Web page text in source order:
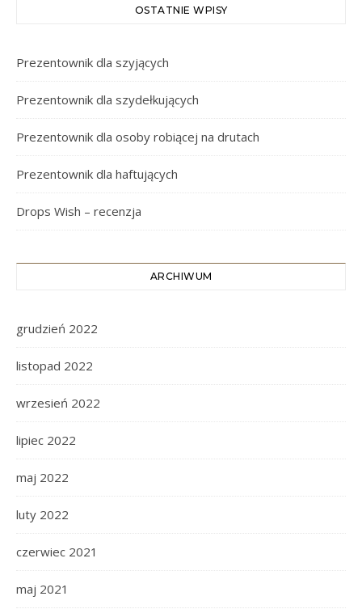
OSTATNIE WPISY
Prezentownik dla szyjących
Prezentownik dla szydełkujących
Prezentownik dla osoby robiącej na drutach
Prezentownik dla haftujących
Drops Wish – recenzja
ARCHIWUM
grudzień 2022
listopad 2022
wrzesień 2022
lipiec 2022
maj 2022
luty 2022
czerwiec 2021
maj 2021